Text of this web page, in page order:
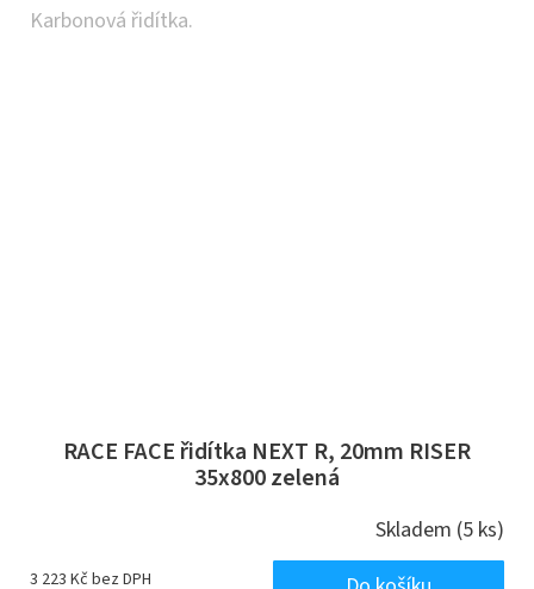
Karbonová řidítka.
RACE FACE řidítka NEXT R, 20mm RISER
35x800 zelená
Skladem (5 ks)
3 223 Kč bez DPH